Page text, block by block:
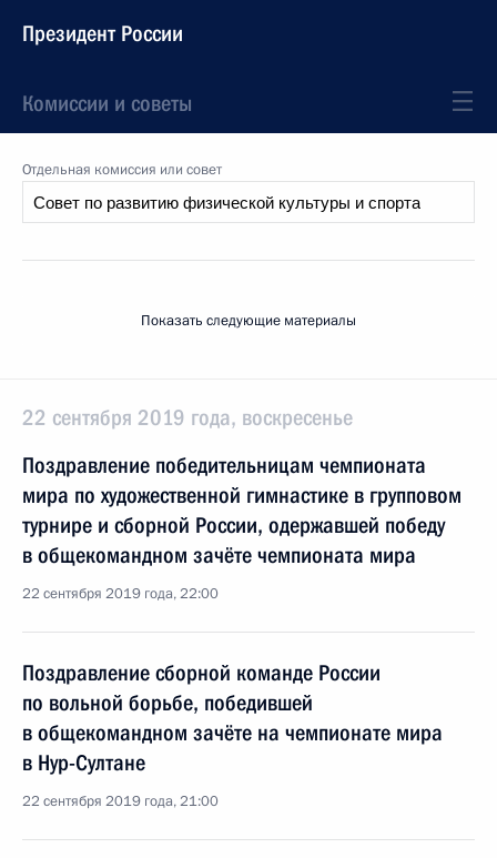
Президент России
Комиссии и советы
Отдельная комиссия или совет
Показать следующие материалы
22 сентября 2019 года, воскресенье
Поздравление победительницам чемпионата
мира по художественной гимнастике в групповом
турнире и сборной России, одержавшей победу
в общекомандном зачёте чемпионата мира
22 сентября 2019 года, 22:00
Поздравление сборной команде России
по вольной борьбе, победившей
в общекомандном зачёте на чемпионате мира
в Нур-Султане
22 сентября 2019 года, 21:00